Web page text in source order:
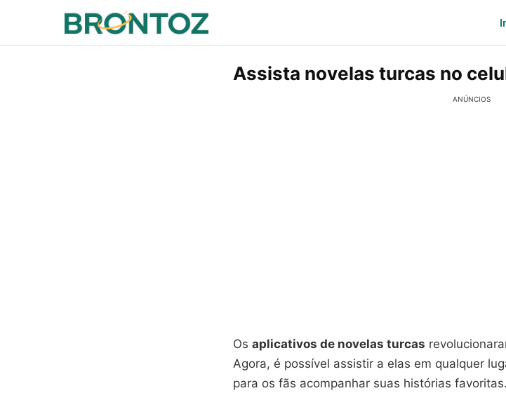
Assista novelas turcas no
ANÚNCIOS
Os aplicativos de novelas turcas
Agora, é possível assistir a elas em qualquer
para os fãs acompanhar suas histórias